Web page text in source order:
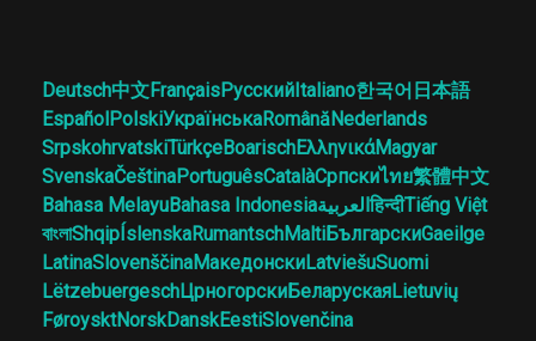
Deutsch中文FrançaisРусскийItaliano한국어 日本語
EspañolPolskiУкраїнськаRomânăNederlands
SrpskohrvatskiTürkçeBoarischΕλληνικάMagyar
SvenskaČeštinaPortuguêsCatalàСрпскиไทย繁體中文
Bahasa MelayuBahasa Indonesiaالعربيةहिन्दीTiếng Việt
বাংলাShqipÍslenskaRumantschMaltiБългарскиGaeilge
LatinaSlovenščinaМакедонскиLatviešuSuomi
LëtzebuergeschЦрногорскиБеларускаяLietuvių
FøroysktNorskDanskEestiSlovenčina